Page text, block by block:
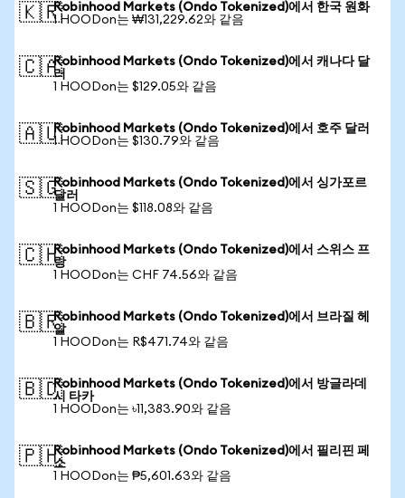
🇰🇷Robinhood Markets (Ondo Tokenized)에서 한국 원화
1 HOODon는 ₩131,229.62와 같음
🇨🇦Robinhood Markets (Ondo Tokenized)에서 캐나다 달
러
1 HOODon는 $129.05와 같음
🇦🇺Robinhood Markets (Ondo Tokenized)에서 호주 달러
1 HOODon는 $130.79와 같음
🇸🇬Robinhood Markets (Ondo Tokenized)에서 싱가포르
달러
1 HOODon는 $118.08와 같음
🇨🇭Robinhood Markets (Ondo Tokenized)에서 스위스 프
랑
1 HOODon는 CHF 74.56와 같음
🇧🇷Robinhood Markets (Ondo Tokenized)에서 브라질 헤
알
1 HOODon는 R$471.74와 같음
🇧🇩Robinhood Markets (Ondo Tokenized)에서 방글라데
시 타카
1 HOODon는 ৳11,383.90와 같음
🇵🇭Robinhood Markets (Ondo Tokenized)에서 필리핀 페
소
1 HOODon는 ₱5,601.63와 같음